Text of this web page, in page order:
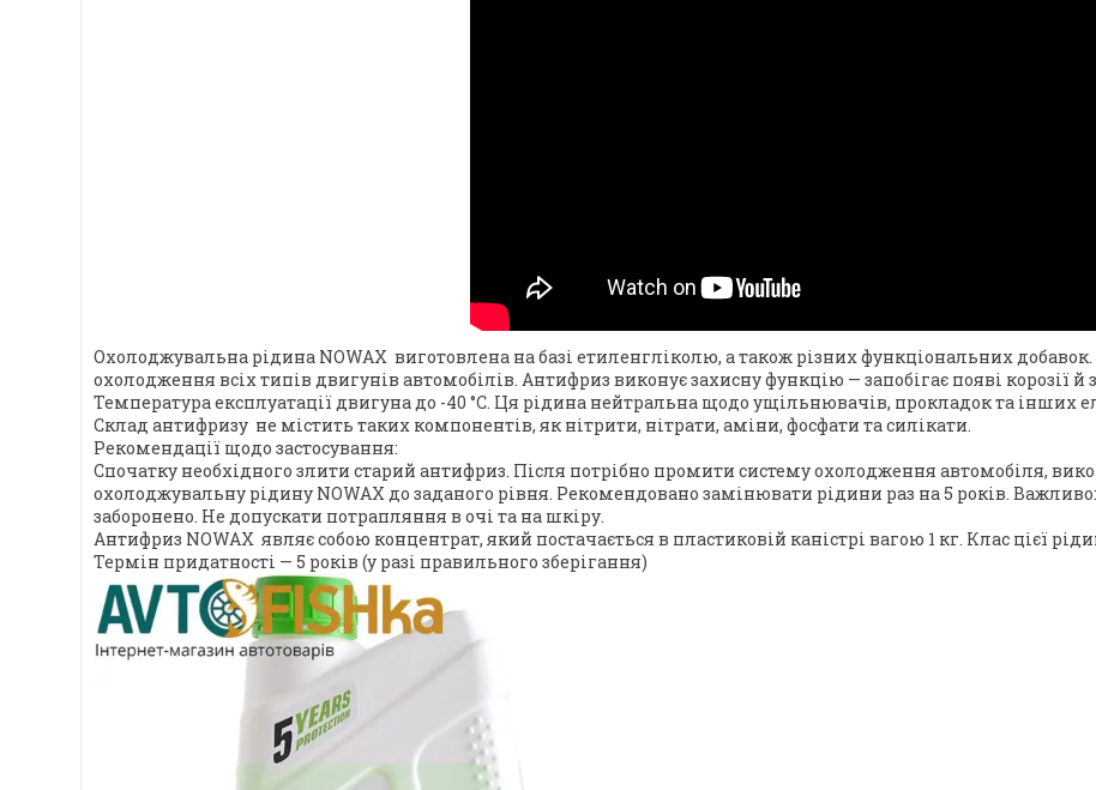
Охолоджувальна рідина NOWAX виготовлена на базі етиленгліколю, а також різних функціональних
охолодження всіх типів двигунів автомобілів. Антифриз виконує захисну функцію — запобігає появі корозії
Температура експлуатації двигуна до -40 °C. Ця рідина нейтральна щодо ущільнювачів, прокладок та інших
Склад антифризу не містить таких компонентів, як нітрити, нітрати, аміни, фосфати та силікати.
Рекомендації щодо застосування:
Спочатку необхідного злити старий антифриз. Після потрібно промити систему охолодження автомобіля,
охолоджувальну рідину NOWAX до заданого рівня. Рекомендовано замінювати рідини раз на 5 років.
заборонено. Не допускати потрапляння в очі та на шкіру.
Антифриз NOWAX являє собою концентрат, який постачається в пластиковій каністрі вагою 1 кг. Клас цієї
Термін придатності — 5 років (у разі правильного зберігання)